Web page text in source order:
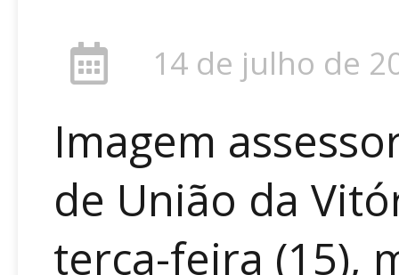
14 de julho de
Imagem
de União da
terça-feira (15),